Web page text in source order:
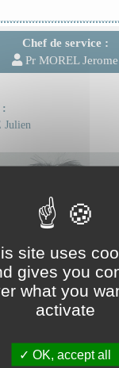
Chef de service :
Pr MOREL Jerome
:
site uses
gives you
what you
activate
OK, accept all